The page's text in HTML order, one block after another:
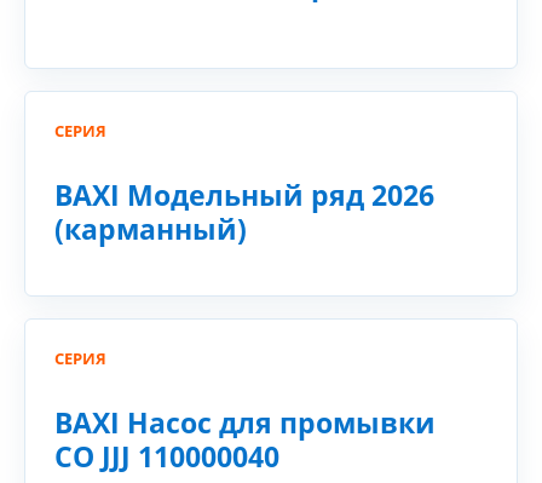
СЕРИЯ
BAXI Модельный ряд 2026
(карманный)
СЕРИЯ
BAXI Насос для промывки
СО JJJ 110000040